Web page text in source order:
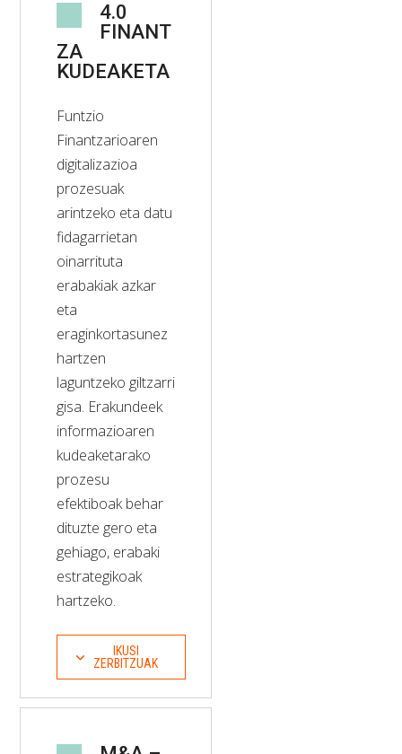
4.0
FINANT
ZA
KUDEAKETA
Funtzio
Finantzarioaren
digitalizazioa
prozesuak
arintzeko eta datu
fidagarrietan
oinarrituta
erabakiak azkar
eta
eraginkortasunez
hartzen
laguntzeko giltzarri
gisa. Erakundeek
informazioaren
kudeaketarako
prozesu
efektiboak behar
dituzte gero eta
gehiago, erabaki
estrategikoak
hartzeko.
IKUSI
ZERBITZUAK